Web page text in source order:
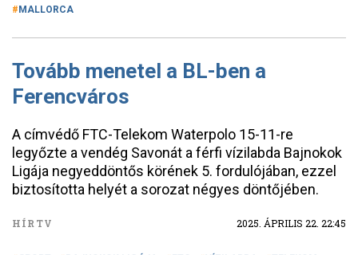
MALLORCA
Tovább menetel a BL-ben a
Ferencváros
A címvédő FTC-Telekom Waterpolo 15-11-re
legyőzte a vendég Savonát a férfi vízilabda Bajnokok
Ligája negyeddöntős körének 5. fordulójában, ezzel
biztosította helyét a sorozat négyes döntőjében.
HÍRTV 2025. ÁPRILIS 22. 22:45